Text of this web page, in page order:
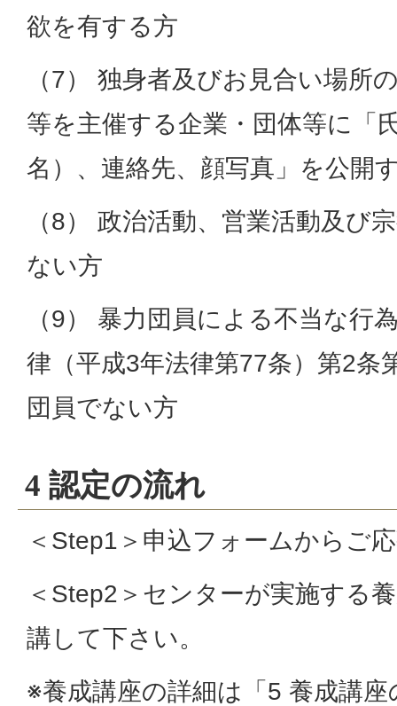
欲を有する方
（7） 独身者及びお見合い場所
等を主催する企業・団体等に「
名）、連絡先、顔写真」を公開
（8） 政治活動、営業活動及び
ない方
（9） 暴力団員による不当な行
律（平成3年法律第77条）第2条
団員でない方
4 認定の流れ
＜Step1＞申込フォームからご
＜Step2＞センターが実施する
講して下さい。
※養成講座の詳細は「5 養成講